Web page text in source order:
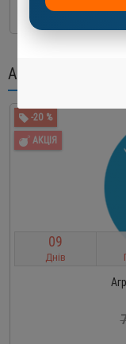
АКЦІЇ
-20 %
АКЦІЯ
09
Днів